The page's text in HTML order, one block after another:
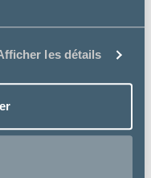
les détails